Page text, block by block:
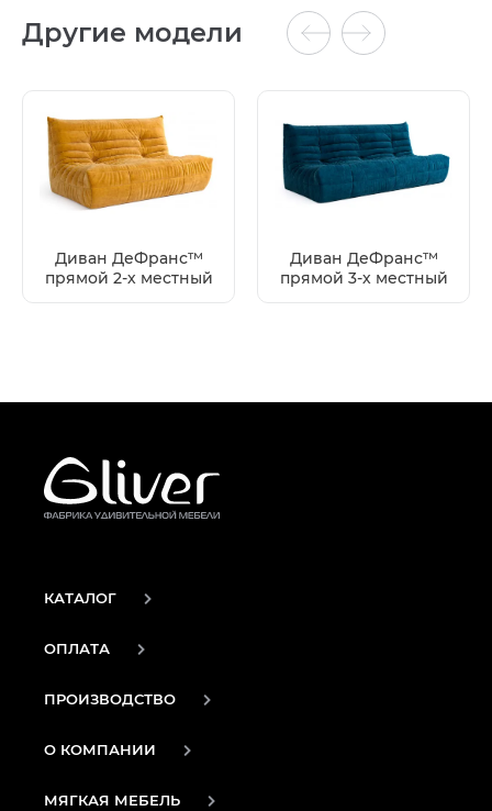
Другие модели
Диван ДеФранс™️
прямой 2-х местный
Диван ДеФранс™️
прямой 3-х местный
КАТАЛОГ
ОПЛАТА
ПРОИЗВОДСТВО
О КОМПАНИИ
МЯГКАЯ МЕБЕЛЬ